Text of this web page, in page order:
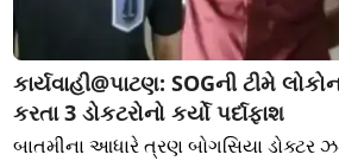
કાર્યવાહી@પાટણ: SOGની ટીમે
કરતા 3 ડોકટરોનો કર્યો પર્દાફાશ
બાતમીના આધારે ત્રણ બોગસિયા ડોક્ટર